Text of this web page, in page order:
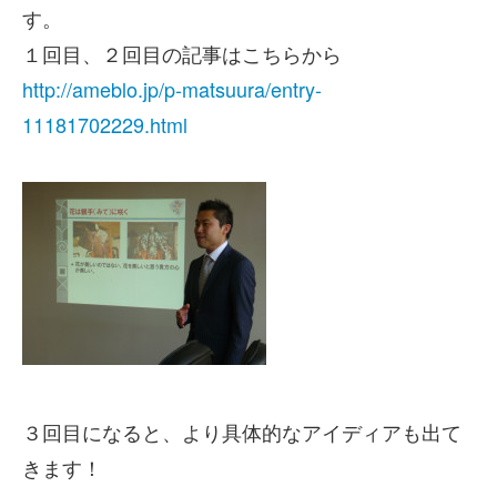
す。
１回目、２回目の記事はこちらから
http://ameblo.jp/p-matsuura/entry-
11181702229.html
３回目になると、より具体的なアイディアも出て
きます！